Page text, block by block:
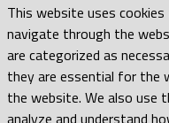
This website uses
navigate through the
are categorized as
they are essential for the
the website. We also use
analyze and understand